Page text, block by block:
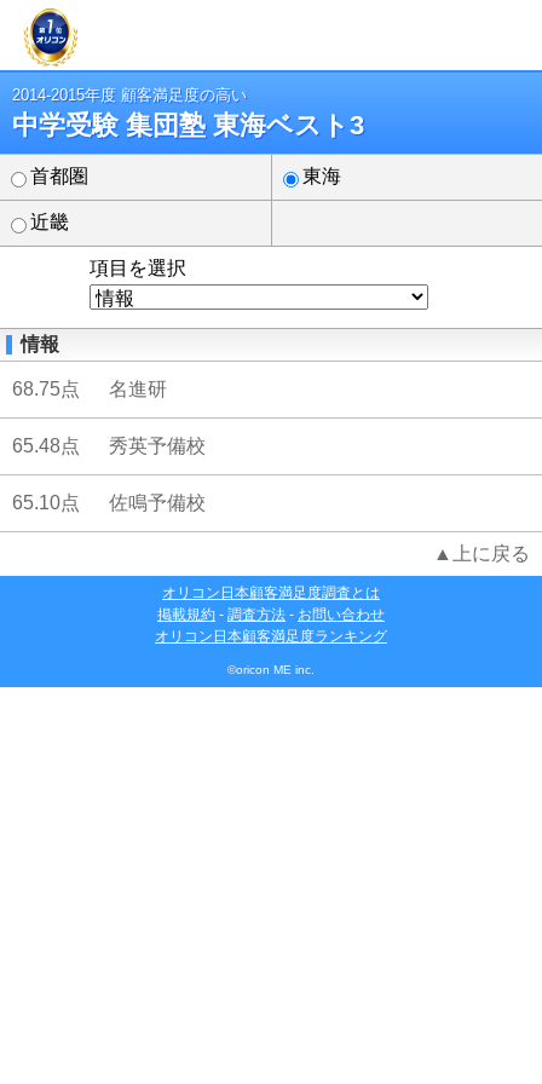
2014-2015年度 顧客満足度の高い
中学受験 集団塾 東海ベスト3
首都圏 東海
近畿
項目を選択
情報
68.75点 名進研
65.48点 秀英予備校
65.10点 佐鳴予備校
▲上に戻る
オリコン日本顧客満足度調査とは
掲載規約 - 調査方法 - お問い合わせ
オリコン日本顧客満足度ランキング
©oricon ME inc.